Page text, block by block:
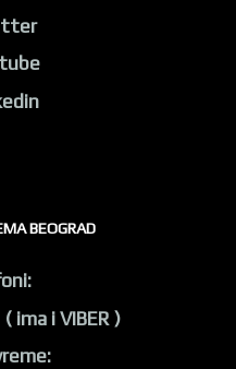
BEOGRAD
ima i VIBER )